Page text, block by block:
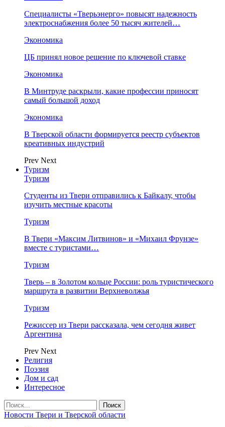
Специалисты «Тверьэнерго» повысят надежность
электроснабжения более 50 тысяч жителей…
Экономика
ЦБ принял новое решение по ключевой ставке
Экономика
В Минтруде раскрыли, какие профессии приносят
самый большой доход
Экономика
В Тверской области формируется реестр субъектов
креативных индустрий
Prev Next
Туризм
Туризм
Студенты из Твери отправились к Байкалу, чтобы
изучить местные красоты
Туризм
В Твери «Максим Литвинов» и «Михаил Фрунзе»
вместе с туристами…
Туризм
Тверь – в Золотом кольце России: роль туристического
маршрута в развитии Верхневолжья
Туризм
Режиссер из Твери рассказала, чем сегодня живет
Аргентина
Prev Next
Религия
Поэзия
Дом и сад
Интересное
Новости Твери и Тверской области